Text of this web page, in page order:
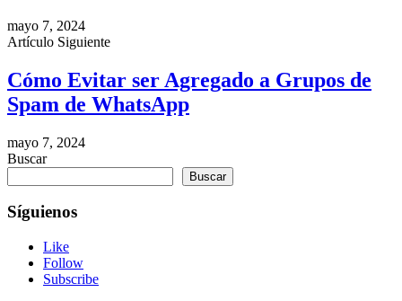
mayo 7, 2024
Artículo Siguiente
Cómo Evitar ser Agregado a Grupos de
Spam de WhatsApp
mayo 7, 2024
Buscar
Buscar
Síguienos
Like
Follow
Subscribe